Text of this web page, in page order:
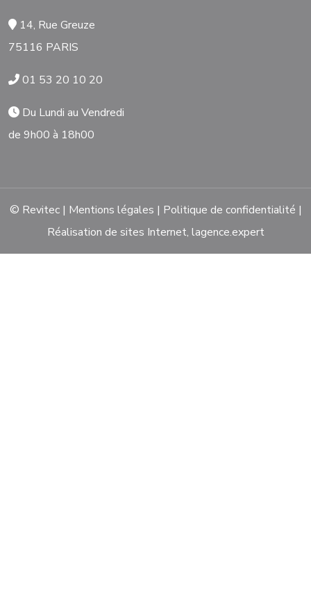
14, Rue Greuze
75116 PARIS
01 53 20 10 20
Du Lundi au Vendredi
de 9h00 à 18h00
© Revitec | Mentions légales | Politique de confidentialité |
Réalisation de sites Internet, lagence.expert